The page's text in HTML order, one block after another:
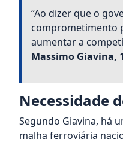
“Ao dizer que o
comprometimento
aumentar a
Massimo Giavina,
Necessidade
Segundo Giavina, há
malha ferroviária